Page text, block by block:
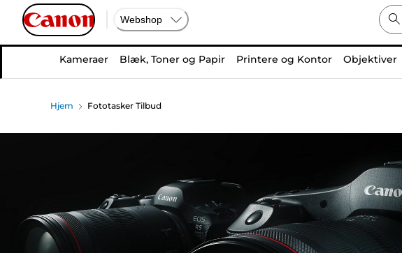
Webshop
Kameraer Blæk, Toner og Papir Printere og Kontor Objektiver
Hjem Fototasker Tilbud